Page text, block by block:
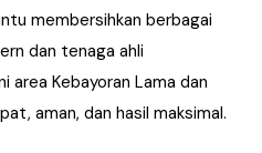
membersihkan berbagai
dan tenaga ahli
area Kebayoran Lama dan
aman, dan hasil maksimal.